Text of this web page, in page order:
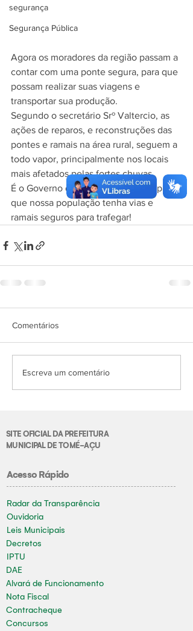
segurança
Segurança Pública
Agora os moradores da região passam a
contar com uma ponte segura, para que
possam realizar suas viagens e
transportar sua produção.
Segundo o secretário Srº Valtercio, as
ações de reparos, e reconstruções das
pontes e ramais na área rural, seguem a
todo vapor, principalmente nos locais
mais afetados pelas fortes chuvas.
É o Governo do Povo, trabalhando para
que nossa população tenha vias e
ramais seguros para trafegar!
Comentários
Escreva um comentário
SITE OFICIAL DA PREFEITURA
MUNICIPAL DE TOMÉ-AÇU
Acesso Rápido
Radar da Transparência
Ouvidoria
Leis Municipais
Decretos
IPTU
DAE
Alvará de Funcionamento
Nota Fiscal
Contracheque
Concursos